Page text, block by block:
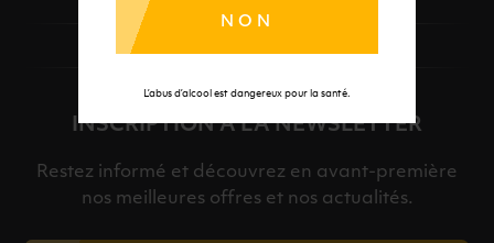
NON
L’abus d’alcool est dangereux pour la santé.
INSCRIPTION À LA NEWSLETTER
Restez informé et découvrez en avant-première
nos meilleures offres et nos actualités.